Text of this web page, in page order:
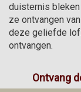
duisternis bleken
ze ontvangen
deze geliefde
ontvangen.
Ontvang